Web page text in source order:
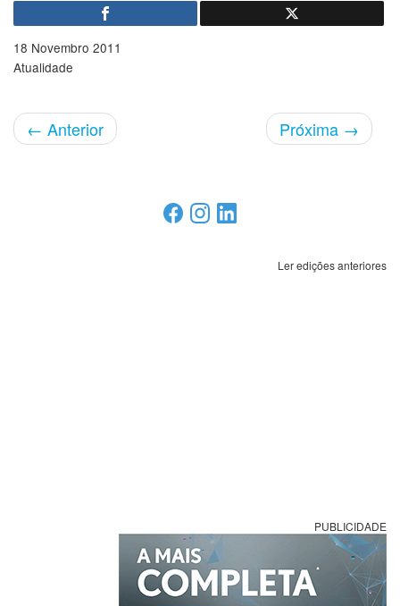
18 Novembro 2011
Atualidade
← Anterior Próxima →
Ler edições anteriores
PUBLICIDADE